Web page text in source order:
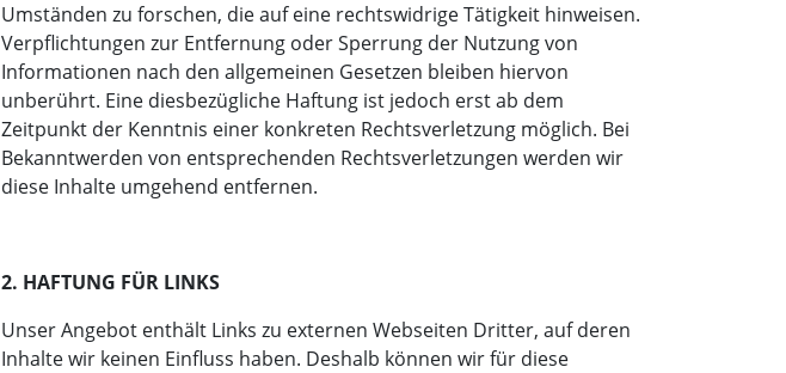
Umständen zu forschen, die auf eine rechtswidrige Tätigkeit hinweisen.
Verpflichtungen zur Entfernung oder Sperrung der Nutzung von
Informationen nach den allgemeinen Gesetzen bleiben hiervon
unberührt. Eine diesbezügliche Haftung ist jedoch erst ab dem
Zeitpunkt der Kenntnis einer konkreten Rechtsverletzung möglich. Bei
Bekanntwerden von entsprechenden Rechtsverletzungen werden wir
diese Inhalte umgehend entfernen.
2. HAFTUNG FÜR LINKS
Unser Angebot enthält Links zu externen Webseiten Dritter, auf deren
Inhalte wir keinen Einfluss haben. Deshalb können wir für diese